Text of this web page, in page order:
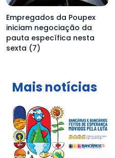
Empregados da Poupex
iniciam negociação da
pauta específica nesta
sexta (7)
Mais notícias